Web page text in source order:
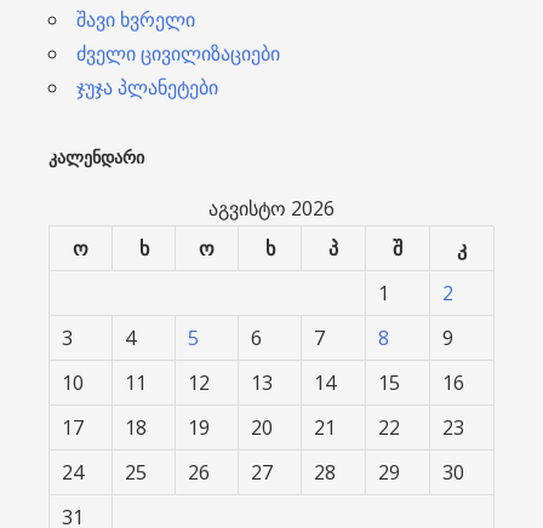
შავი ხვრელი
ძველი ცივილიზაციები
ჯუჯა პლანეტები
ᲙᲐᲚᲔᲜᲓᲐᲠᲘ
აგვისტო 2026
ო
ხ ო ხ პ შ
კ
1
2
3
4 5 6 7 8
9
10
11 12 13 14 15
16
17
18 19 20 21 22
23
24
25 26 27 28 29
30
31